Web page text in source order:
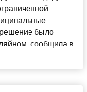
было
сообщила в